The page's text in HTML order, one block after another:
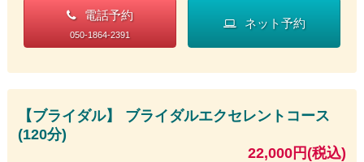
電話予約
050-1864-2391
ネット予約
【ブライダル】 ブライダルエクセレントコース
(120分)
22,000円(税込)